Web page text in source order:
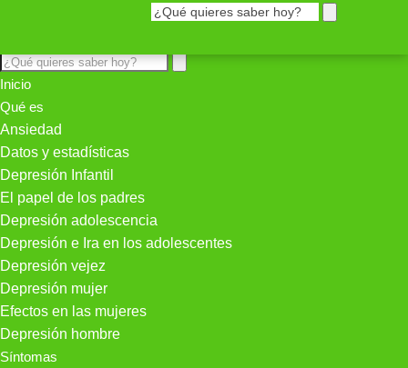
Inicio
Qué es
Ansiedad
Datos y estadísticas
Depresión Infantil
El papel de los padres
Depresión adolescencia
Depresión e Ira en los adolescentes
Depresión vejez
Depresión mujer
Efectos en las mujeres
Depresión hombre
Síntomas